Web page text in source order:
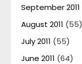
September 2011
August 2011 (55)
July 2011 (55)
June 2011 (64)